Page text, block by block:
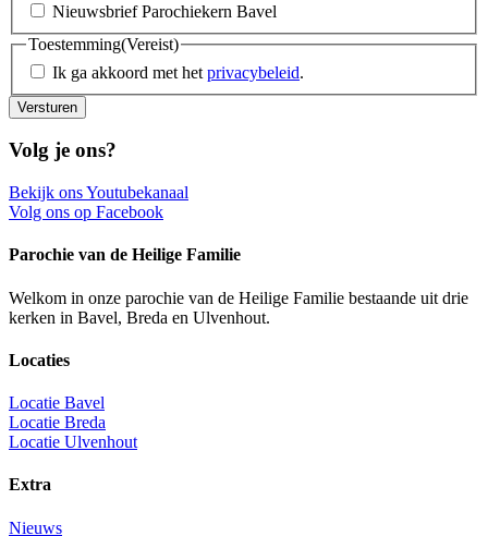
Nieuwsbrief Parochiekern Bavel
Toestemming(Vereist)
Ik ga akkoord met het privacybeleid.
Versturen
Volg je ons?
Bekijk ons Youtubekanaal
Volg ons op Facebook
Parochie van de Heilige Familie
Welkom in onze parochie van de Heilige Familie bestaande uit drie
kerken in Bavel, Breda en Ulvenhout.
Locaties
Locatie Bavel
Locatie Breda
Locatie Ulvenhout
Extra
Nieuws